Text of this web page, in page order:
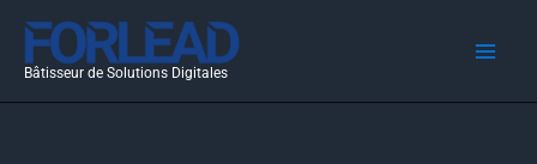
Aller
contenu
Bâtisseur de Solutions Digitales